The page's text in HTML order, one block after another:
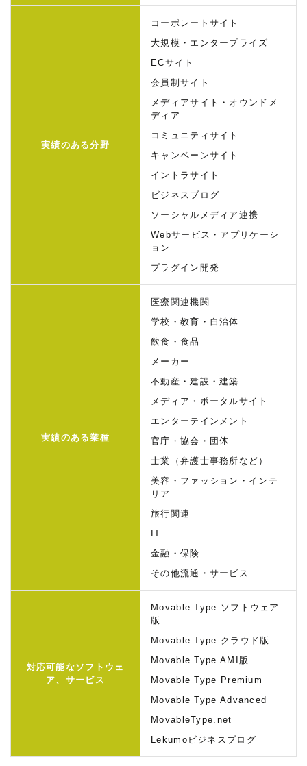
実績のある分野
コーポレートサイト
大規模・エンタープライズ
ECサイト
会員制サイト
メディアサイト・オウンドメ
ディア
コミュニティサイト
キャンペーンサイト
イントラサイト
ビジネスブログ
ソーシャルメディア連携
Webサービス・アプリケーシ
ョン
プラグイン開発
実績のある業種
医療関連機関
学校・教育・自治体
飲食・食品
メーカー
不動産・建設・建築
メディア・ポータルサイト
エンターテインメント
官庁・協会・団体
士業（弁護士事務所など）
美容・ファッション・インテ
リア
旅行関連
IT
金融・保険
その他流通・サービス
対応可能なソフトウェ
ア、サービス
Movable Type ソフトウェア
版
Movable Type クラウド版
Movable Type AMI版
Movable Type Premium
Movable Type Advanced
MovableType.net
Lekumoビジネスブログ